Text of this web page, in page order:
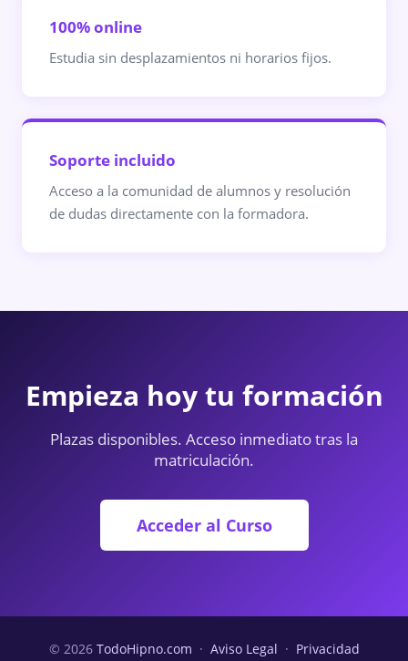
100% online
Estudia sin desplazamientos ni horarios fijos.
Soporte incluido
Acceso a la comunidad de alumnos y resolución
de dudas directamente con la formadora.
Empieza hoy tu formación
Plazas disponibles. Acceso inmediato tras la
matriculación.
Acceder al Curso
© 2026 TodoHipno.com · Aviso Legal · Privacidad